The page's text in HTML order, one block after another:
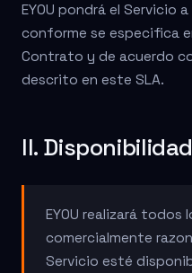
EYOU pondrá el Servicio
conforme se especifica
Contrato y de acuerdo
descrito en este SLA.
II.
EYOU realizará todos
comercialmente
Servicio esté